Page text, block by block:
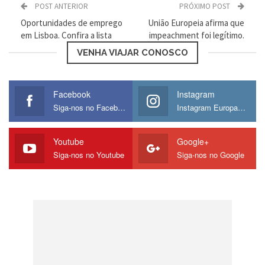
explicou ao Dinheiro Vivo que estes novos
tarifários surgiram da ideia de oferecer aos
passageiros a oportunidade de“escolher
como quer voar, com uma lógica de
menus para escolher serviços, espécie de
‘à la carte’”.
POST ANTERIOR
Oportunidades de emprego
em Lisboa. Confira a lista
PRÓXIMO POST
União Europeia afirma que
impeachment foi legítimo.
VENHA VIAJAR CONOSCO
Facebook
Siga-nos no Facebook
Instagram
Instagram Europamos
Youtube
Siga-nos no Youtube
Google+
Siga-nos no Google